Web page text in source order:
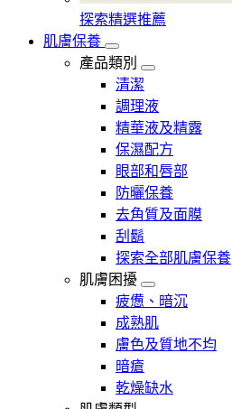
探索精選推薦
肌膚保養
產品類別
清潔
調理液
精華液及精露
保濕配方
眼部和唇部
防曬保養
去角質及面膜
刮鬍
探索全部肌膚保養
肌膚困擾
疲憊、暗沉
成熟肌
膚色及質地不均
暗瘡​
乾燥缺水